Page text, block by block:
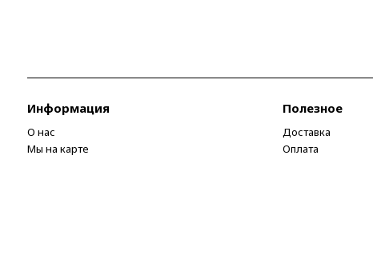
Информация
О нас
Мы на карте
Полезное
Доставка
Оплата